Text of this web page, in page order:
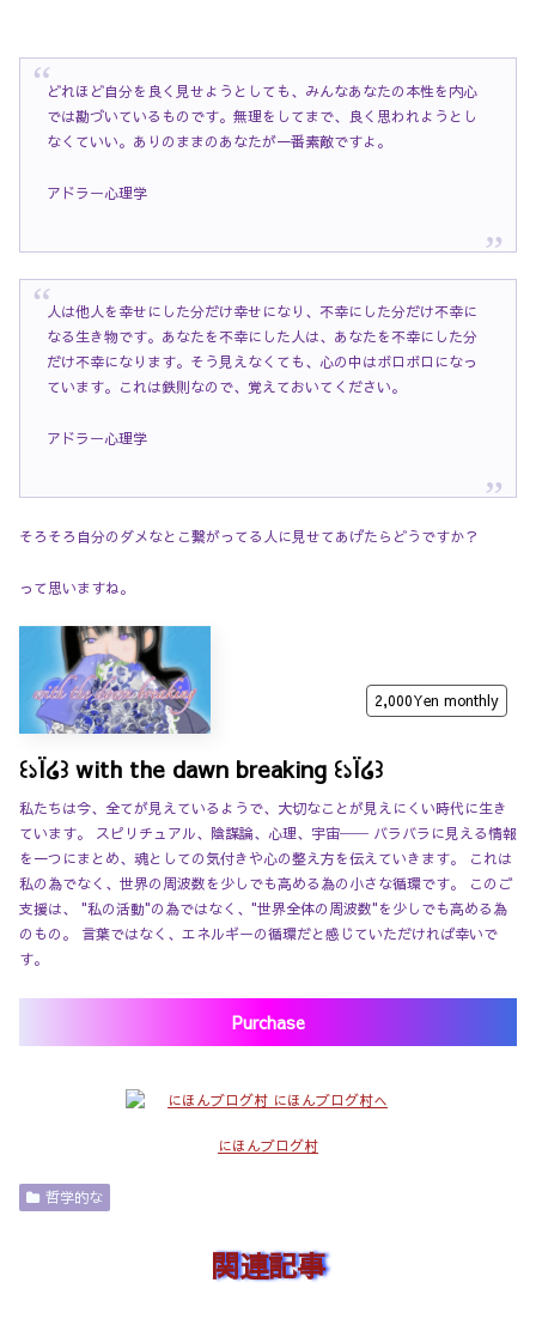
どれほど自分を良く見せようとしても、みんなあなたの本性を内心
では勘づいているものです。無理をしてまで、良く思われようとし
なくていい。ありのままのあなたが一番素敵ですよ。
アドラー心理学
人は他人を幸せにした分だけ幸せになり、不幸にした分だけ不幸に
なる生き物です。あなたを不幸にした人は、あなたを不幸にした分
だけ不幸になります。そう見えなくても、心の中はボロボロになっ
ています。これは鉄則なので、覚えておいてください。
アドラー心理学
そろそろ自分のダメなとこ繋がってる人に見せてあげたらどうですか？
って思いますね。
2,000Yen monthly
꒰১Ï໒꒱ with the dawn breaking ꒰১Ï໒꒱
私たちは今、全てが見えているようで、大切なことが見えにくい時代に生き
ています。 スピリチュアル、陰謀論、心理、宇宙── バラバラに見える情報
を一つにまとめ、魂としての気付きや心の整え方を伝えていきます。 これは
私の為でなく、世界の周波数を少しでも高める為の小さな循環です。 このご
支援は、 "私の活動"の為ではなく、"世界全体の周波数"を少しでも高める為
のもの。 言葉ではなく、エネルギーの循環だと感じていただければ幸いで
す。
Purchase
にほんブログ村
哲学的な
関連記事